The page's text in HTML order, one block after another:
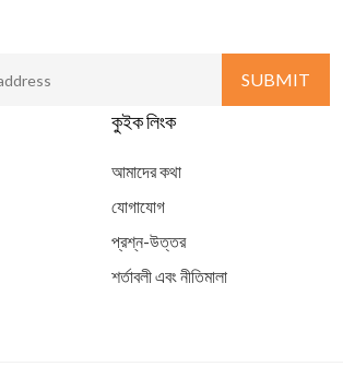
কুইক লিংক
আমাদের কথা
যোগাযোগ
প্রশ্ন-উত্তর
শর্তাবলী এবং নীতিমালা